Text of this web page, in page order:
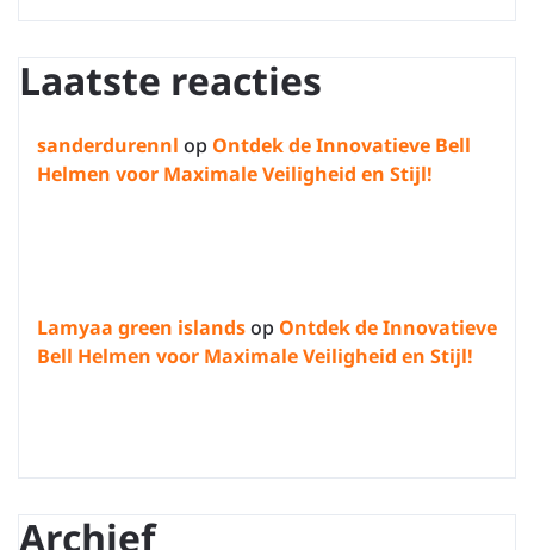
Laatste reacties
sanderdurennl op Ontdek de Innovatieve Bell
Helmen voor Maximale Veiligheid en Stijl!
Lamyaa green islandsop Ontdek de Innovatieve
Bell Helmen voor Maximale Veiligheid en Stijl!
Archief